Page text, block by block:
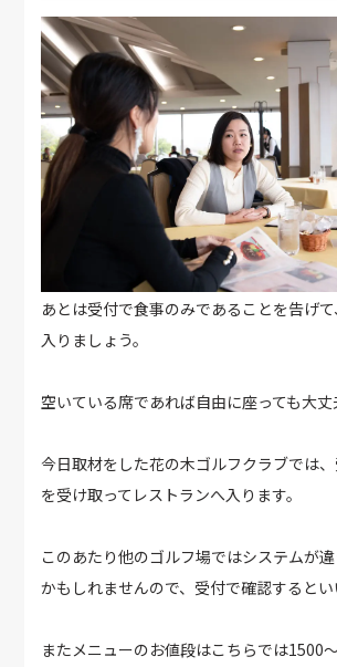
あとは受付で食事のみであることを告げ
入りましょう。
空いている席であれば自由に座っても大丈
今日取材をした花の木ゴルフクラブでは
を受け取ってレストランへ入ります。
このあたり他のゴルフ場ではシステムが
かもしれませんので、受付で確認するとい
またメニューのお値段はこちらでは1500